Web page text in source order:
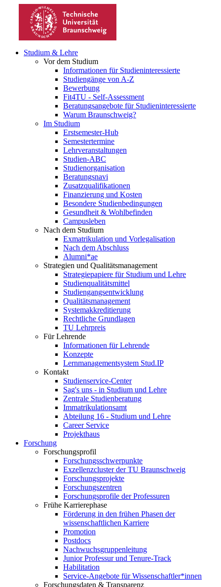
Studium & Lehre
Vor dem Studium
Informationen für Studieninteressierte
Studiengänge von A-Z
Bewerbung
Fit4TU - Self-Assessment
Beratungsangebote für Studieninteressierte
Warum Braunschweig?
Im Studium
Erstsemester-Hub
Semestertermine
Lehrveranstaltungen
Studien-ABC
Studienorganisation
Beratungsnavi
Zusatzqualifikationen
Finanzierung und Kosten
Besondere Studienbedingungen
Gesundheit & Wohlbefinden
Campusleben
Nach dem Studium
Exmatrikulation und Vorlegalisation
Nach dem Abschluss
Alumni*ae
Strategien und Qualitätsmanagement
Strategiepapiere für Studium und Lehre
Studienqualitätsmittel
Studiengangsentwicklung
Qualitätsmanagement
Systemakkreditierung
Rechtliche Grundlagen
TU Lehrpreis
Für Lehrende
Informationen für Lehrende
Konzepte
Lernmanagementsystem Stud.IP
Kontakt
Studienservice-Center
Sag's uns - in Studium und Lehre
Zentrale Studienberatung
Immatrikulationsamt
Abteilung 16 - Studium und Lehre
Career Service
Projekthaus
Forschung
Forschungsprofil
Forschungsschwerpunkte
Exzellenzcluster der TU Braunschweig
Forschungsprojekte
Forschungszentren
Forschungsprofile der Professuren
Frühe Karrierephase
Förderung in den frühen Phasen der
wissenschaftlichen Karriere
Promotion
Postdocs
Nachwuchsgruppenleitung
Junior Professur und Tenure-Track
Habilitation
Service-Angebote für Wissenschaftler*innen
Forschungsdaten & Transparenz